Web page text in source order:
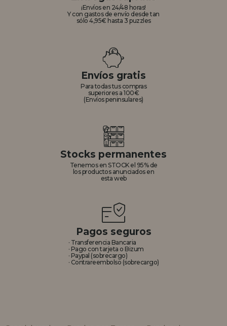
¡Envíos en 24/48 horas!
Y con gastos de envío desde tan
sólo 4,95€ hasta 3 puzzles
Envíos gratis
Para todas tus compras
superiores a 100€
(Envíos peninsulares)
Stocks permanentes
Tenemos en STOCK el 95% de
los productos anunciados en
esta web
Pagos seguros
· Transferencia Bancaria
· Pago con tarjeta o Bizum
· Paypal (sobrecargo)
· Contrareembolso (sobrecargo)